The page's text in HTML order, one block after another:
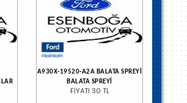
A930X-19520-A2A BALATA SPREYİ
BALATA SPREYİ
FİYATI 30 TL